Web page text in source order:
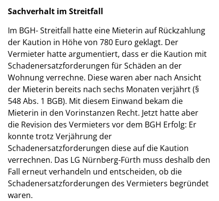
Sachverhalt im Streitfall
Im BGH- Streitfall hatte eine Mieterin auf Rückzahlung
der Kaution in Höhe von 780 Euro geklagt. Der
Vermieter hatte argumentiert, dass er die Kaution mit
Schadenersatzforderungen für Schäden an der
Wohnung verrechne. Diese waren aber nach Ansicht
der Mieterin bereits nach sechs Monaten verjährt (§
548 Abs. 1 BGB). Mit diesem Einwand bekam die
Mieterin in den Vorinstanzen Recht. Jetzt hatte aber
die Revision des Vermieters vor dem BGH Erfolg: Er
konnte trotz Verjährung der
Schadenersatzforderungen diese auf die Kaution
verrechnen. Das LG Nürnberg-Fürth muss deshalb den
Fall erneut verhandeln und entscheiden, ob die
Schadenersatzforderungen des Vermieters begründet
waren.